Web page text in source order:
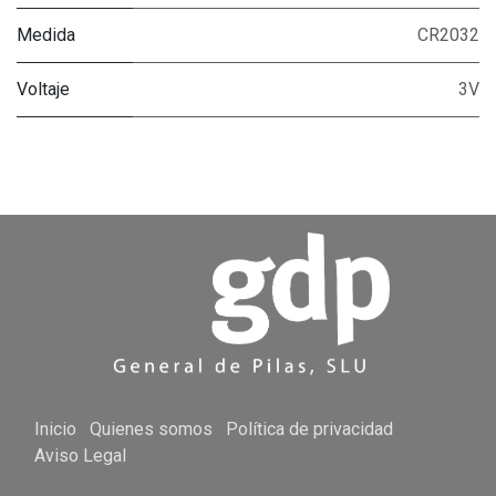
Medida CR2032
Voltaje 3V
Inicio Quienes somos
Política de privacidad
Aviso Legal